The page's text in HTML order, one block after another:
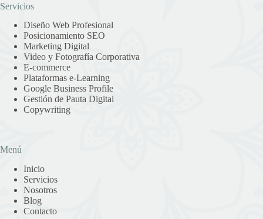
Servicios
Diseño Web Profesional
Posicionamiento SEO
Marketing Digital
Video y Fotografía Corporativa
E-commerce
Plataformas e-Learning
Google Business Profile
Gestión de Pauta Digital
Copywriting
Menú
Inicio
Servicios
Nosotros
Blog
Contacto